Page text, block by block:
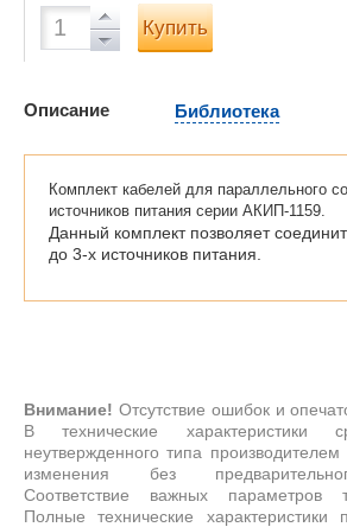
Купить
Описание Библиотека
Комплект кабелей для параллельного
источников питания серии АКИП-1159.
Данный комплект позволяет
до 3-х источников питания.
Внимание! Отсутствие ошибок и
В технические характеристики
неутвержденного типа
изменения без
Соответствие важных параметров
Полные технические характеристики